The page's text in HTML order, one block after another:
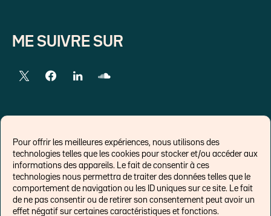
Pour offrir les meilleures expériences, nous utilisons des
technologies telles que les cookies pour stocker et/ou accéder aux
informations des appareils. Le fait de consentir à ces
technologies nous permettra de traiter des données telles que le
comportement de navigation ou les ID uniques sur ce site. Le fait
de ne pas consentir ou de retirer son consentement peut avoir un
effet négatif sur certaines caractéristiques et fonctions.
ME SUIVRE SUR
LIENS EXTERNES
Chroniques pour Forbes
Economistes
Think tank